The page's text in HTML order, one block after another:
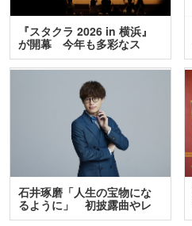
『スタクラ 2026 in 横浜』
が開幕 今年も多彩なス
テ…
石井琢磨「人生の宝物にな
るように」 初披露曲やレ
ア…